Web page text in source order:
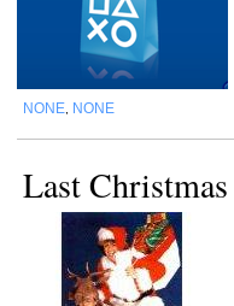
NONE NONE
Last